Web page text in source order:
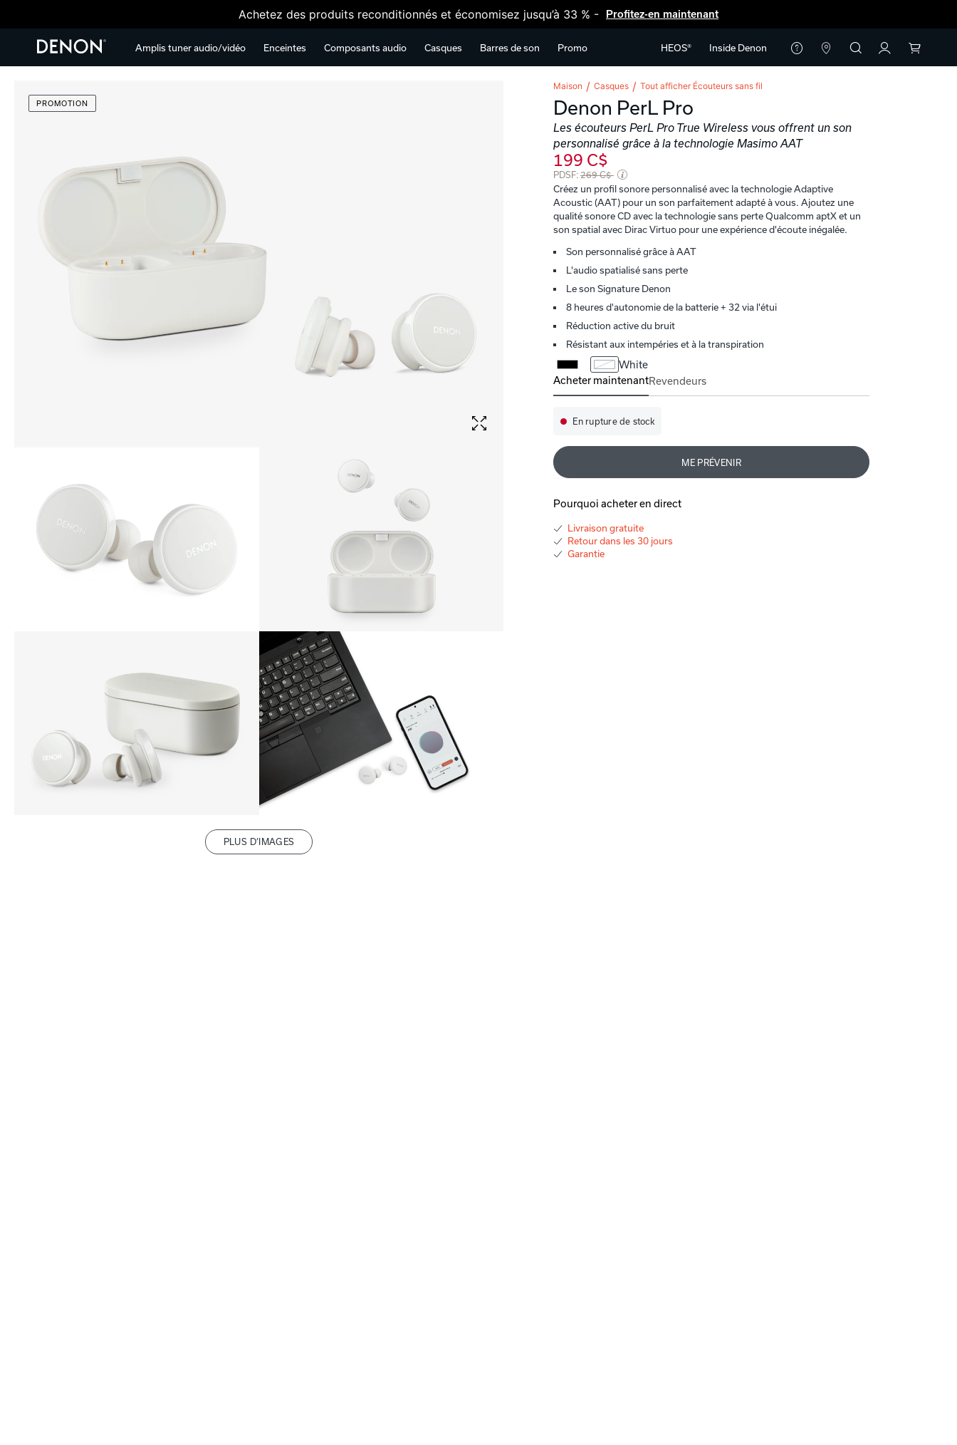
Achetez des produits reconditionnés et économisez jusqu’à 33 % - Profitez-en maintenant
Amplis tuner audio/vidéo Enceintes Composants audio Casques Barres de son Promo HEOS® Inside Denon
PROMOTION
PLUS D’IMAGES
Maison Casques Tout afficher Écouteurs sans fil
Denon PerL Pro
Les écouteurs PerL Pro True Wireless vous offrent un son
personnalisé grâce à la technologie Masimo AAT
199 C$
PDSF: Prix soldé de
269 C$
Créez un profil sonore personnalisé avec la technologie Adaptive
Acoustic (AAT) pour un son parfaitement adapté à vous. Ajoutez une
qualité sonore CD avec la technologie sans perte Qualcomm aptX et un
son spatial avec Dirac Virtuo pour une expérience d'écoute inégalée.
Son personnalisé grâce à AAT
L'audio spatialisé sans perte
Le son Signature Denon
8 heures d'autonomie de la batterie + 32 via l'étui
Réduction active du bruit
Résistant aux intempéries et à la transpiration
White
Acheter maintenant
Denon PerL Pro
Revendeurs
Disponibilité:
En rupture de stock
ME PRÉVENIR
Pourquoi acheter en direct
Livraison gratuite
Retour dans les 30 jours
Garantie